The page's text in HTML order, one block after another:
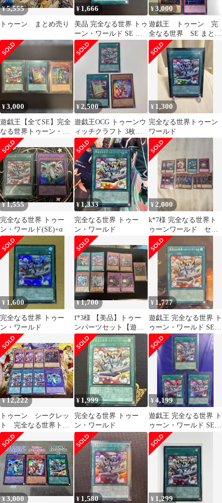
¥5,555
トゥーン まとめ売り
¥ 1,666
美品 完全なる世界 トゥ
ーン・ワールド SE シ
ークレット
¥3,000
遊戯王 トゥーン 完
全なる世界 SE まとめ
売り
¥3,000
遊戯王【全てSE】完全
なる世界トゥーン・ワ
ールド、もくじ、エビ
ル・ボックス
¥2,500
遊戯王OCG トゥーンウ
ィッチクラフト 3枚セ
ット
¥ 1,300
完全なる世界トゥーン
ワールド
¥1,555
完全なる世界 トゥー
ン・ワールド(SE)+α
¥ 1,333
完全なる世界 トゥー
ン・ワールド
¥ 2,000
k*7様 完全なる世界ト
ゥーンワールド セッ
ト
¥ 1,600
完全なる世界 トゥー
ン・ワールド
¥1,700
f*3様 【美品】トゥー
ンパーツセット【遊戯
王】
¥ 1,777
遊戯王 完全なる世界 ト
ゥーン・ワールド SE
シークレット 1枚
¥12,222
トゥーン シークレッ
ト 完全なる世界トゥ
ーンワールド ファニ
ーダークラビット
¥ 1,999
完全なる世界 トゥー
ン・ワールド
¥4,199
遊戯王 完全なる世界 ト
ゥーン・ワールド SE
シークレット ウルト
ラレア 3枚
¥3,000 ¥ 1,580 ¥ 1,299